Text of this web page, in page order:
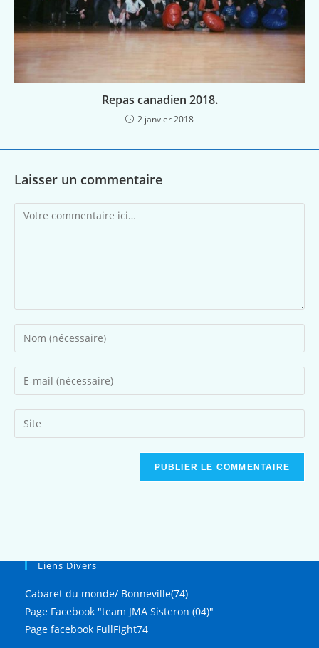
Repas canadien 2018.
2 janvier 2018
Laisser un commentaire
Liens Divers
Cabaret du monde/ Bonneville(74)
Page Facebook "team JMA Sisteron (04)"
Page facebook FullFight74